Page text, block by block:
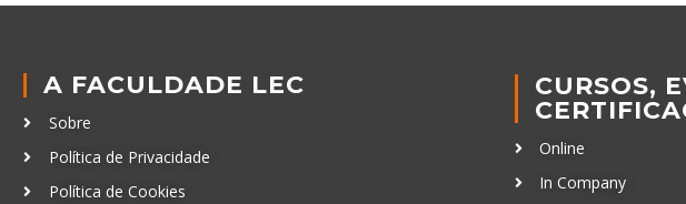
A FACULDADE LEC
Sobre
Política de Privacidade
Política de Cookies
CURSOS,
Online
In Company